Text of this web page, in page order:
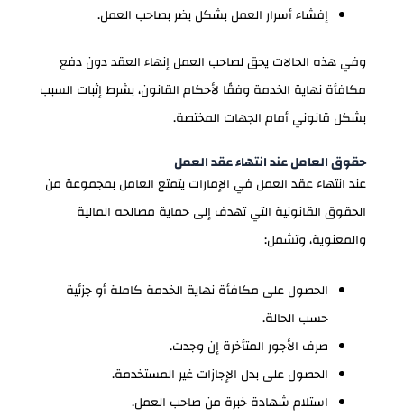
إفشاء أسرار العمل بشكل يضر بصاحب العمل.
وفي هذه الحالات يحق لصاحب العمل إنهاء العقد دون دفع
مكافأة نهاية الخدمة وفقًا لأحكام القانون، بشرط إثبات السبب
بشكل قانوني أمام الجهات المختصة.
حقوق العامل عند انتهاء عقد العمل
عند انتهاء عقد العمل في الإمارات يتمتع العامل بمجموعة من
الحقوق القانونية التي تهدف إلى حماية مصالحه المالية
والمعنوية، وتشمل:
الحصول على مكافأة نهاية الخدمة كاملة أو جزئية
حسب الحالة.
صرف الأجور المتأخرة إن وجدت.
الحصول على بدل الإجازات غير المستخدمة.
استلام شهادة خبرة من صاحب العمل.